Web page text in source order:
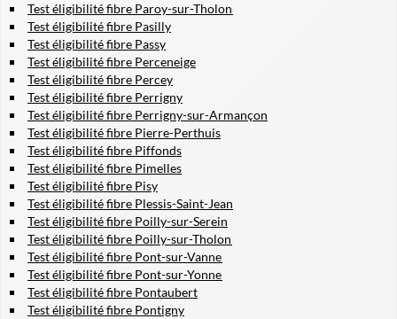
Test éligibilité fibre Paroy-sur-Tholon
Test éligibilité fibre Pasilly
Test éligibilité fibre Passy
Test éligibilité fibre Perceneige
Test éligibilité fibre Percey
Test éligibilité fibre Perrigny
Test éligibilité fibre Perrigny-sur-Armançon
Test éligibilité fibre Pierre-Perthuis
Test éligibilité fibre Piffonds
Test éligibilité fibre Pimelles
Test éligibilité fibre Pisy
Test éligibilité fibre Plessis-Saint-Jean
Test éligibilité fibre Poilly-sur-Serein
Test éligibilité fibre Poilly-sur-Tholon
Test éligibilité fibre Pont-sur-Vanne
Test éligibilité fibre Pont-sur-Yonne
Test éligibilité fibre Pontaubert
Test éligibilité fibre Pontigny